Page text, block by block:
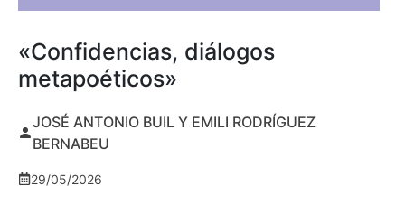
«Confidencias, diálogos
metapoéticos»
JOSÉ ANTONIO BUIL Y EMILI RODRÍGUEZ
BERNABEU
29/05/2026